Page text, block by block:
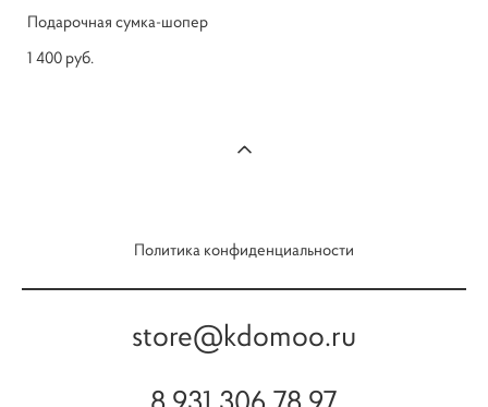
Подарочная сумка-шопер
1 400 pуб.
Политика конфиденциальности
store@kdomoo.ru